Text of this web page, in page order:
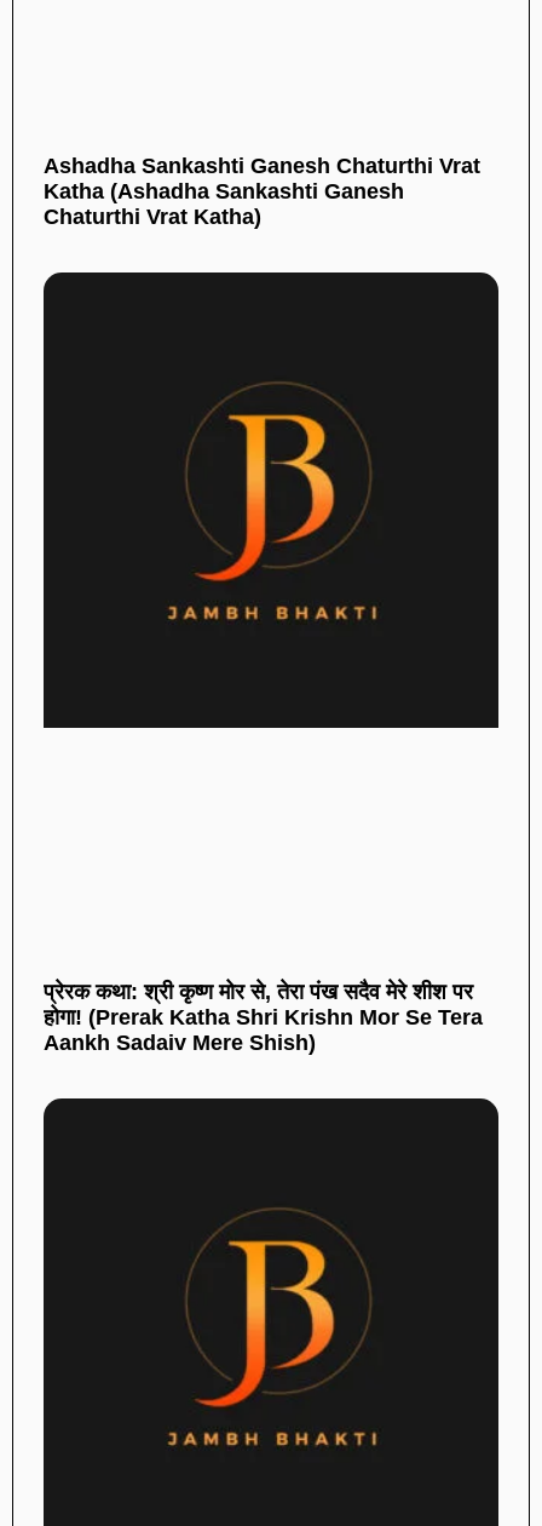
Ashadha Sankashti Ganesh Chaturthi Vrat
Katha (Ashadha Sankashti Ganesh
Chaturthi Vrat Katha)
प्रेरक कथा: श्री कृष्ण मोर से, तेरा पंख सदैव मेरे शीश पर
होगा! (Prerak Katha Shri Krishn Mor Se Tera
Aankh Sadaiv Mere Shish)